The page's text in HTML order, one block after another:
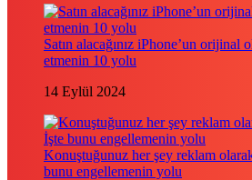
Satın alacağınız iPhone’un orijinal
etmenin 10 yolu
14 Eylül 2024
Konuştuğunuz her şey reklam olarak
bunu engellemenin yolu